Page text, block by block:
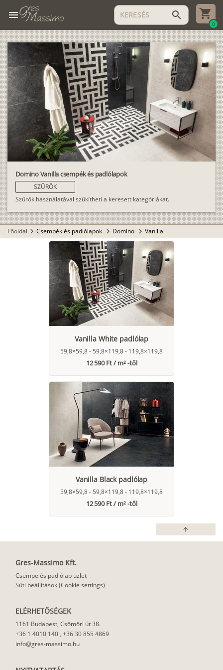
menu search
0
Domino Vanilla csempék és padlólapok
SZŰRŐK
Szűrők használatával szűkítheti a keresett kategóriákat.
Főoldal chevron_right Csempék és padlólapok chevron_right Domino chevron_right Vanilla
Vanilla White padlólap
59,8×59,8 - 59,8×119,8 - 119,8×119,8
12 590 Ft / m² -től
Vanilla Black padlólap
59,8×59,8 - 59,8×119,8 - 119,8×119,8
12 590 Ft / m² -től
arrow_upward
Gres-Massimo Kft.
Csempe és padlólap üzlet
Süti beállítások (Cookie settings)
ELÉRHETŐSÉGEK
1161 Budapest, Csömöri út 38.
+36 1 4010 140 , +36 30 855 4869
info@gres-massimo.hu